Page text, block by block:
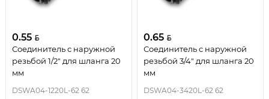
0.55
Соединитель с наружной
резьбой 1/2" для шланга 20
мм
DSWA04-1220L-62 62
0.65
Соединитель с наружной
резьбой 3/4" для шланга 20
мм
DSWA04-3420L-62 62